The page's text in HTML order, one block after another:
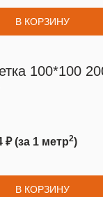
В КОРЗИНУ
100*100
₽(за 1 метр2)
В КОРЗИНУ